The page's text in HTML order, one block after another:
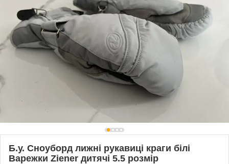
Б.у. Сноуборд лижні рукавиці краги білі
Варежки Ziener дитячі 5.5 розмір